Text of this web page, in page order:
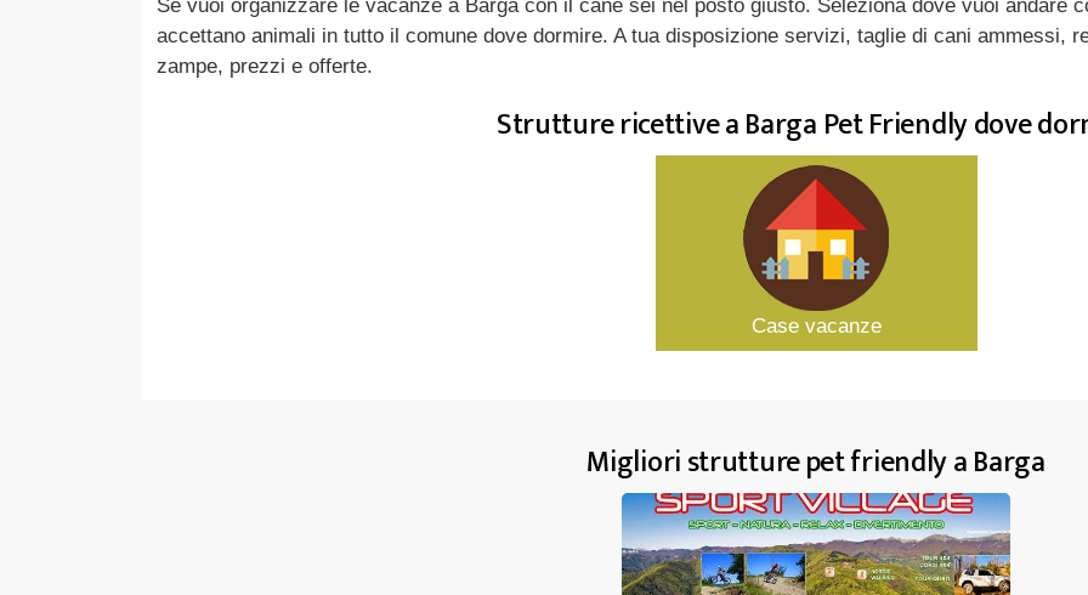
Se vuoi organizzare le vacanze a Barga con il cane sei nel posto giusto. Seleziona dove vuoi andare
accettano animali in tutto il comune dove dormire. A tua disposizione servizi, taglie di cani ammessi,
zampe, prezzi e offerte.
Strutture ricettive a Barga Pet Friendly dove
Case vacanze
Migliori strutture pet friendly a Barga